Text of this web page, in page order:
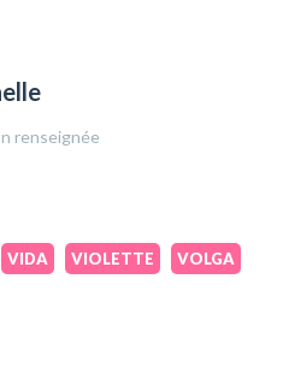
renseignée
VIDA VIOLETTE
VOLGA